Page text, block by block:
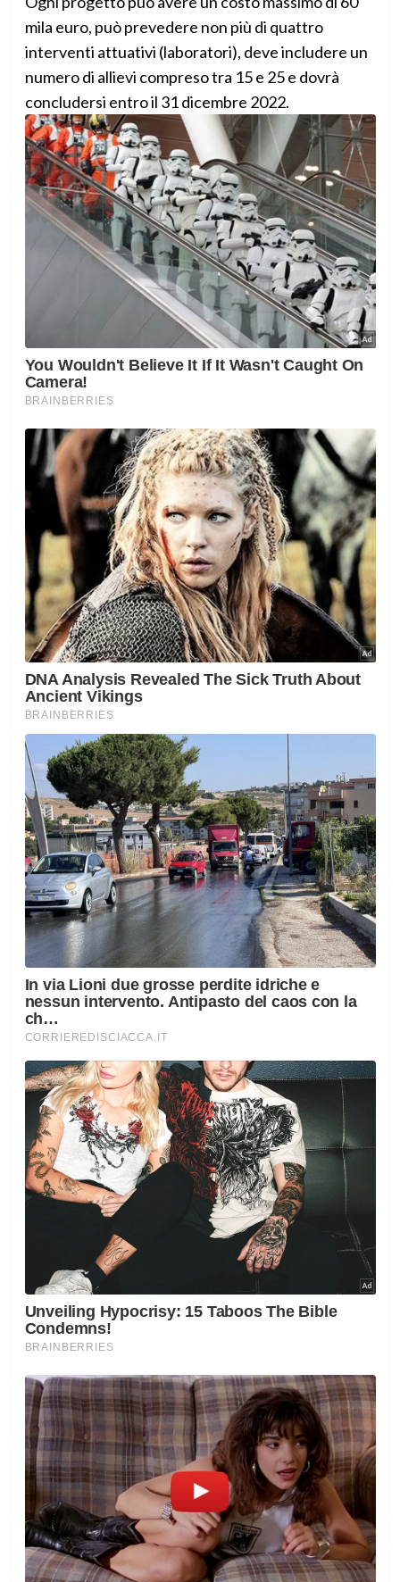
mila euro, può prevedere non più di quattro
interventi attuativi (laboratori), deve includere un
numero di allievi compreso tra 15 e 25 e dovrà
concludersi entro il 31 dicembre 2022.